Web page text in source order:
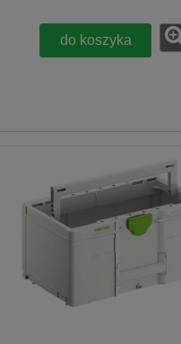
do koszyka